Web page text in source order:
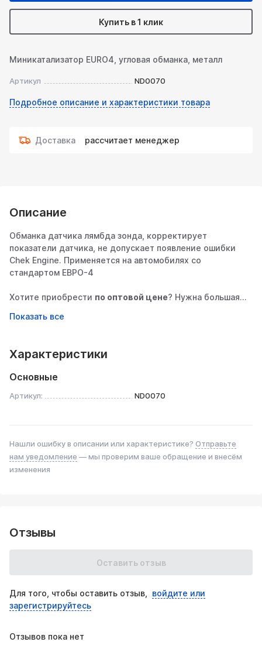
Купить в 1 клик
Миникатализатор EURO4, угловая обманка, металл
Артикул ND0070
Подробное описание и характеристики товара
Доставка рассчитает менеджер
Описание
Обманка датчика лямбда зонда, корректирует
показатели датчика, не допускает появление ошибки
Chek Engine. Применяется на автомобилях со
стандартом ЕВРО-4
Хотите приобрести по оптовой цене? Нужна большая
Заполните форму запроса
Характеристики
Основные
Артикул: ND0070
Нашли ошибку в описании или характеристике? Отправьте
нам уведомление — мы проверим ваше обращение и внесём
изменения
Отзывы
Оставить отзыв
Для того, чтобы оставить отзыв, войдите или
зарегистрируйтесь
Отзывов пока нет